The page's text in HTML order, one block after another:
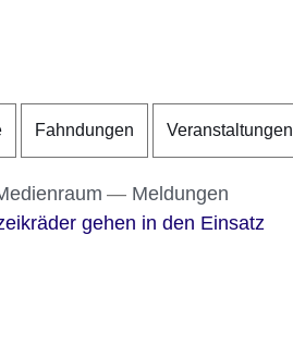
Kopf der Seite
Inhalt
Fuß der Seite
Fahndungen Veranstaltungen
Meldungen
gehen in den Einsatz